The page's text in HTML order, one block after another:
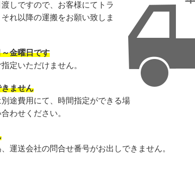
しですので、お客様にてトラ
れ以降の運搬をお願い致しま
金曜日です
定いただけません。
ません
途費用にて、時間指定ができる場
わせください。
運送会社の問合せ番号がお出しできません。